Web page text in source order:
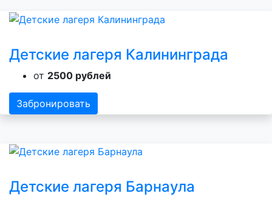
Детские лагеря Калининграда
от 2500 рублей
Забронировать
Детские лагеря Барнаула